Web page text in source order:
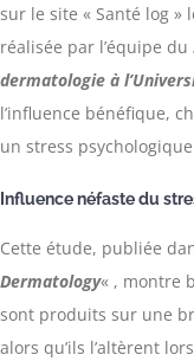
sur le site « Santé log »
réalisée par l’équipe du
dermatologie à
l’influence bénéfique,
un stress
Influence néfaste du
Cette étude, publiée
Dermatology« , montre
sont produits sur une
alors qu’ils l’altèrent